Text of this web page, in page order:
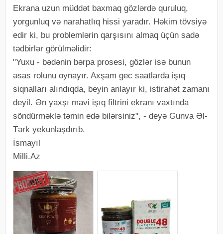
Ekrana uzun müddət baxmaq gözlərdə quruluq,
yorgunluq və narahatlıq hissi yaradır. Həkim tövsiyə
edir ki, bu problemlərin qarşısını almaq üçün sadə
tədbirlər görülməlidir:
"Yuxu - bədənin bərpa prosesi, gözlər isə bunun
əsas rolunu oynayır. Axşam gec saatlarda işıq
siqnalları alındıqda, beyin anlayır ki, istirahət zamanı
deyil. Ən yaxşı mavi işıq filtrini ekranı vaxtında
söndürməklə təmin edə bilərsiniz", - deyə Gunva Əl-
Tərk yekunlaşdırıb.
İsmayıl
Milli.Az